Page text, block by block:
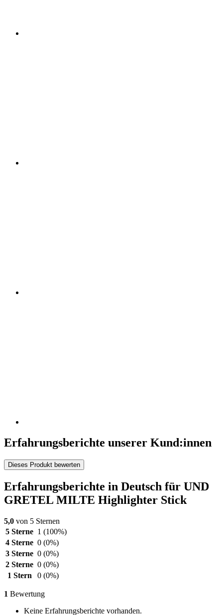
Erfahrungsberichte unserer Kund:innen
Dieses Produkt bewerten
Erfahrungsberichte in Deutsch für UND
GRETEL MILTE Highlighter Stick
5,0 von 5 Sternen
5 Sterne 1 (100%)
4 Sterne 0 (0%)
3 Sterne 0 (0%)
2 Sterne 0 (0%)
1 Stern
0 (0%)
1 Bewertung
Keine Erfahrungsberichte vorhanden.